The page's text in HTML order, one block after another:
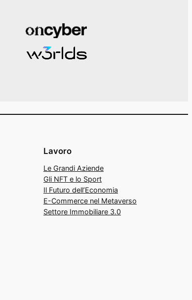
Lavoro
Le Grandi Aziende
Gli NFT e lo Sport
Il Futuro dell’Economia
E-Commerce nel Metaverso
Settore Immobiliare 3.0